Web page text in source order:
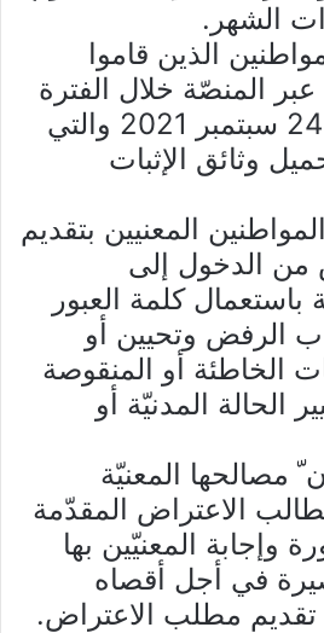
الذين قاموا
المنصّة خلال الفترة
من 24 أوت إلى 24 سبتمبر 2021 والتي
وثائق الإثبات
المعنيين بتقديم
من الدخول إلى
باستعمال كلمة العبور
الرفض وتحيين أو
الخاطئة أو المنقوصة
الحالة المدنيّة أو
مصالحها المعنيّة
الاعتراض المقدّمة
وإجابة المعنيّين بها
في أجل أقصاه
مطلب الاعتراض.